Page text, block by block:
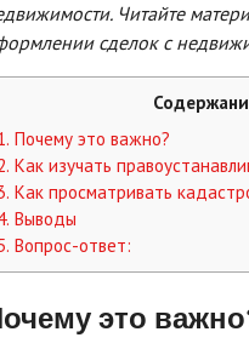
Читайте
сделок с
Почему это важно?
Как изучать
Как просматривать
Выводы
Вопрос-ответ:
это